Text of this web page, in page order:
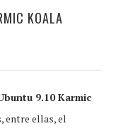
KOALA
9.10 Karmic
entre ellas, el